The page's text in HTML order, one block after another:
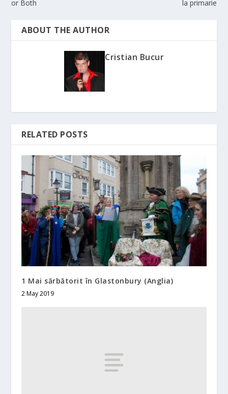
or Both la primarie
ABOUT THE AUTHOR
Cristian Bucur
RELATED POSTS
1 Mai sărbătorit în Glastonbury (Anglia)
2 May 2019